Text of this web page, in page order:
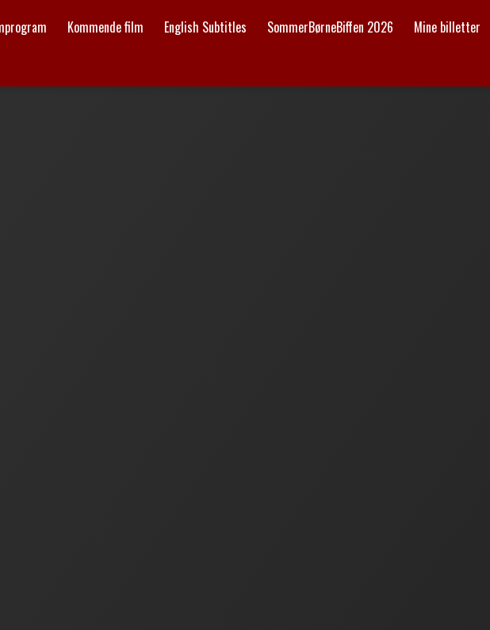
Kommende film English Subtitles SommerBørneBiffen 2026 Mine billetter